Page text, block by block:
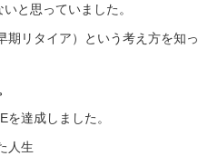
と思っていました。
期リタイア）という考え方を知っ
達成しました。
人生